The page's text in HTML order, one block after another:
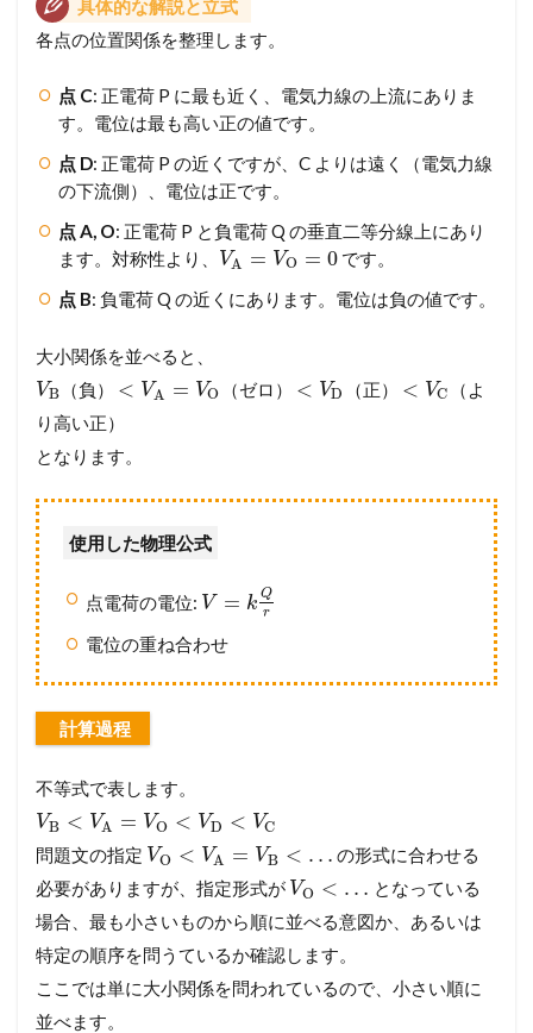
具体的な解説と立式
各点の位置関係を整理します。
点 C: 正電荷 P に最も近く、電気力線の上流にありま
す。電位は最も高い正の値です。
点 D: 正電荷 P の近くですが、C よりは遠く（電気力線
の下流側）、電位は正です。
点 A, O: 正電荷 P と負電荷 Q の垂直二等分線上にあり
ます。対称性より、
VA = VO = 0です。
点 B: 負電荷 Q の近くにあります。電位は負の値です。
大小関係を並べると、
VB （負） < VA = VO （ゼロ） < VD （正） < VC
（よ
り高い正）
となります。
使用した物理公式
点電荷の電位: V = k Q
r
電位の重ね合わせ
計算過程
不等式で表します。
VB < VA = VO < VD < VC
問題文の指定 VO < VA = VB < … の形式に合わせる
必要がありますが、指定形式が VO < … となっている
場合、最も小さいものから順に並べる意図か、あるいは
特定の順序を問うているか確認します。
ここでは単に大小関係を問われているので、小さい順に
並べます。